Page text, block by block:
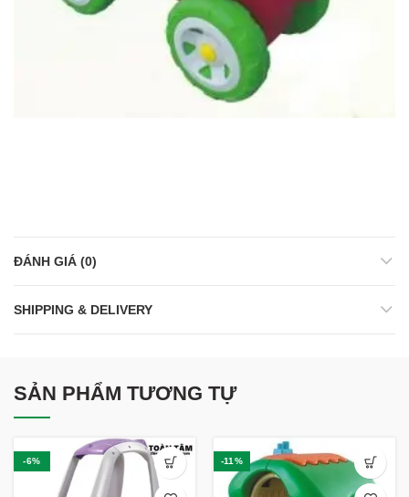
ĐÁNH GIÁ (0)
SHIPPING & DELIVERY
SẢN PHẨM TƯƠNG TỰ
-6% -11%